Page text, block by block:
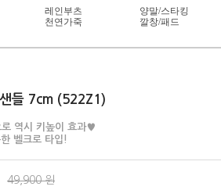
레인부츠
천연가죽
양말/스타킹
깔창/패드
들 7cm (522Z1)
역시 키높이 효과♥
벨크로 타입!
49,900원